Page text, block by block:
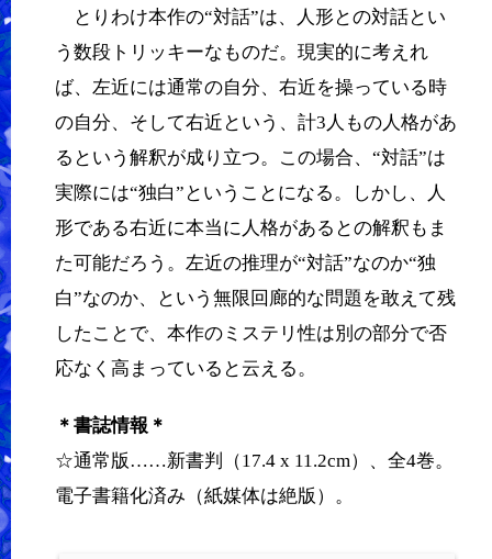
とりわけ本作の“対話”は、人形との対話とい
う数段トリッキーなものだ。現実的に考えれ
ば、左近には通常の自分、右近を操っている時
の自分、そして右近という、計3人もの人格があ
るという解釈が成り立つ。この場合、“対話”は
実際には“独白”ということになる。しかし、人
形である右近に本当に人格があるとの解釈もま
た可能だろう。左近の推理が“対話”なのか“独
白”なのか、という無限回廊的な問題を敢えて残
したことで、本作のミステリ性は別の部分で否
応なく高まっていると云える。
＊書誌情報＊
☆通常版……新書判（17.4 x 11.2cm）、全4巻。
電子書籍化済み（紙媒体は絶版）。